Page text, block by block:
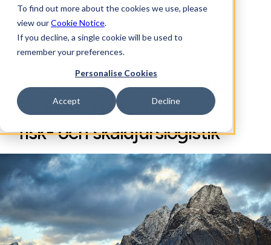
To find out more about the cookies we use, please
view ourCookie Notice.
If you decline, a single cookie will be used to
remember your preferences.
Personalise Cookies
Accept Decline
BRANSCHINSIKTER, FALLSTUDIER
Varför revisioner är viktiga:
En verklig berättelse från
fisk- och skaldjurslogistik